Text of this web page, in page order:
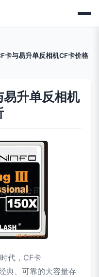
卡与易升单反相机CF卡价格
易升单反相机
代，CF卡
典、可靠的大容量存